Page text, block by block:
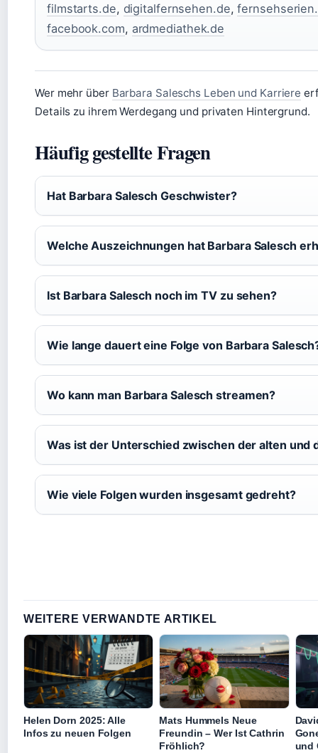
filmstarts.de, digitalfernsehen.de,
facebook.com, ardmediathek.de
Wer mehr über Barbara Saleschs Leben und Karriere
Details zu ihrem Werdegang und privaten Hintergrund.
Häufig gestellte Fragen
Hat Barbara Salesch Geschwister?
Welche Auszeichnungen hat Barbara Salesch
Ist Barbara Salesch noch im TV zu sehen?
Wie lange dauert eine Folge von Barbara
Wo kann man Barbara Salesch streamen?
Was ist der Unterschied zwischen der alten und
Wie viele Folgen wurden insgesamt gedreht?
WEITERE VERWANDTE ARTIKEL
Helen Dorn 2025: Alle
Infos zu neuen Folgen
Mats Hummels Neue
Freundin – Wer Ist Cathrin
Fröhlich?
und